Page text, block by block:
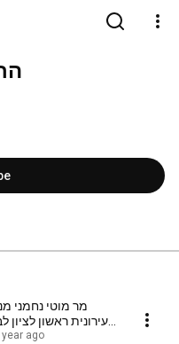
מר מוטי נחמני
העירונית ראשון לציון
ציבורי
year ago